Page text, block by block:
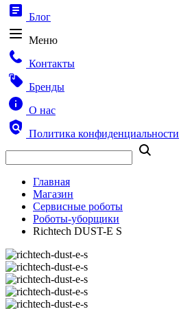
Блог
Меню
Контакты
Бренды
О нас
Политика конфиденциальности
Главная
Магазин
Сервисные роботы
Роботы-уборщики
Richtech DUST-E S